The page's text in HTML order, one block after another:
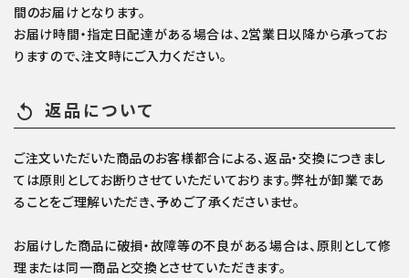
間のお届けとなります。
お届け時間・指定日配達がある場合は、2営業日以降から承ってお
りますので、注文時にご入力ください。
replay 返品について
ご注文いただいた商品のお客様都合による、返品・交換につきまし
ては原則としてお断りさせていただいております。弊社が卸業であ
ることをご理解いただき、予めご了承くださいませ。
お届けした商品に破損・故障等の不良がある場合は、原則として修
理または同一商品と交換とさせていただきます。